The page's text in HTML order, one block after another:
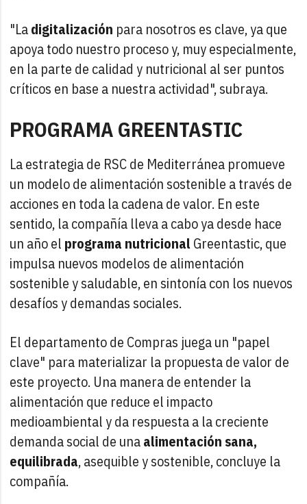
"Ladigitalización para nosotros es clave, ya que
apoya todo nuestro proceso y, muy especialmente,
en la parte de calidad y nutricional al ser puntos
críticos en base a nuestra actividad", subraya.
PROGRAMA GREENTASTIC
La estrategia de RSC de Mediterránea promueve
un modelo de alimentación sostenible a través de
acciones en toda la cadena de valor. En este
sentido, la compañía lleva a cabo ya desde hace
un año el programa nutricionalGreentastic, que
impulsa nuevos modelos de alimentación
sostenible y saludable, en sintonía con los nuevos
desafíos y demandas sociales.
El departamento de Compras juega un "papel
clave" para materializar la propuesta de valor de
este proyecto. Una manera de entender la
alimentación que reduce el impacto
medioambiental y da respuesta a la creciente
demanda social de unaalimentación sana,
equilibrada, asequible y sostenible, concluye la
compañía.